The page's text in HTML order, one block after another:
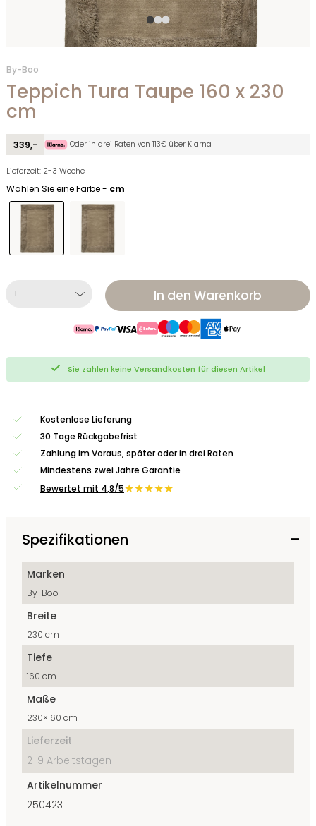
By-Boo
Teppich Tura Taupe 160 x 230
cm
339,- Oder in drei Raten von 113€ über Klarna
Lieferzeit: 2-3 Woche
Wählen Sie eine Farbe - cm
In den Warenkorb
Sie zahlen keine Versandkosten für diesen Artikel
Kostenlose Lieferung
30 Tage Rückgabefrist
Zahlung im Voraus, später oder in drei Raten
Mindestens zwei Jahre Garantie
Bewertet mit 4,8/5★★★★★
Spezifikationen
Marken
By-Boo
Breite
230 cm
Tiefe
160 cm
Maße
230×160 cm
Lieferzeit
2-9 Arbeitstagen
Artikelnummer
250423